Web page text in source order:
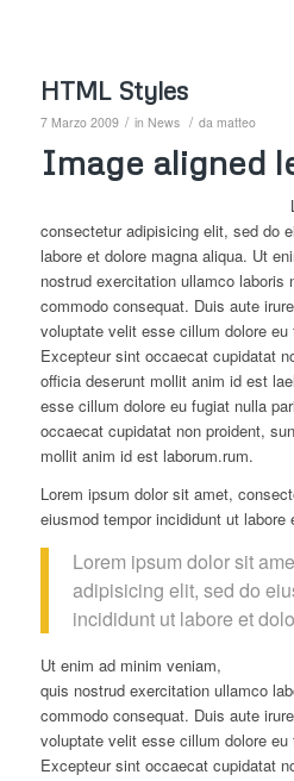
HTML Styles
7 Marzo 2009 / in News / da matteo
Image aligned
consectetur adipisicing elit, sed do
labore et dolore magna aliqua. Ut
nostrud exercitation ullamco laboris
commodo consequat. Duis aute
voluptate velit esse cillum dolore eu
Excepteur sint occaecat cupidatat
officia deserunt mollit anim id est
esse cillum dolore eu fugiat nulla
occaecat cupidatat non proident,
mollit anim id est laborum.rum.
Lorem ipsum dolor sit amet,
eiusmod tempor incididunt ut labore
Lorem ipsum dolor sit
adipisicing elit, sed do
incididunt ut labore et
Ut enim ad minim veniam,
quis nostrud exercitation ullamco
commodo consequat. Duis aute
voluptate velit esse cillum dolore eu
Excepteur sint occaecat cupidatat